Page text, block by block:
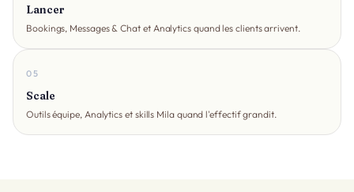
Lancer
Bookings, Messages & Chat et Analytics quand les clients arrivent.
05
Scale
Outils équipe, Analytics et skills Mila quand l'effectif grandit.